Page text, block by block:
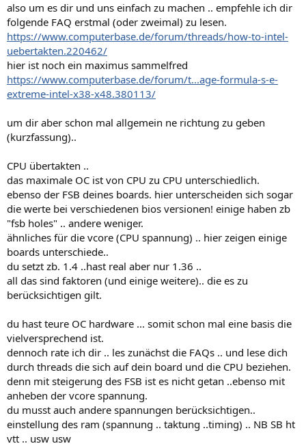
also um es dir und uns einfach zu machen .. empfehle ich dir
folgende FAQ erstmal (oder zweimal) zu lesen.
https://www.computerbase.de/forum/threads/how-to-intel-
uebertakten.220462/
hier ist noch ein maximus sammelfred
https://www.computerbase.de/forum/t...age-formula-s-e-
extreme-intel-x38-x48.380113/
um dir aber schon mal allgemein ne richtung zu geben
(kurzfassung)..
CPU übertakten ..
das maximale OC ist von CPU zu CPU unterschiedlich.
ebenso der FSB deines boards. hier unterscheiden sich sogar
die werte bei verschiedenen bios versionen! einige haben zb
"fsb holes" .. andere weniger.
ähnliches für die vcore (CPU spannung) .. hier zeigen einige
boards unterschiede..
du setzt zb. 1.4 ..hast real aber nur 1.36 ..
all das sind faktoren (und einige weitere).. die es zu
berücksichtigen gilt.
du hast teure OC hardware ... somit schon mal eine basis die
vielversprechend ist.
dennoch rate ich dir .. les zunächst die FAQs .. und lese dich
durch threads die sich auf dein board und die CPU beziehen.
denn mit steigerung des FSB ist es nicht getan ..ebenso mit
anheben der vcore spannung.
du musst auch andere spannungen berücksichtigen..
einstellung des ram (spannung .. taktung ..timing) .. NB SB ht
vtt .. usw usw